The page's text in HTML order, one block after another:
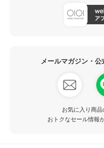
メールマガジン・公
お気に入り商
おトクなセール情報